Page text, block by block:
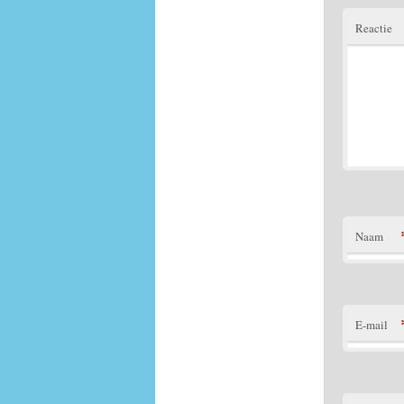
Reactie
Naam
E-mail